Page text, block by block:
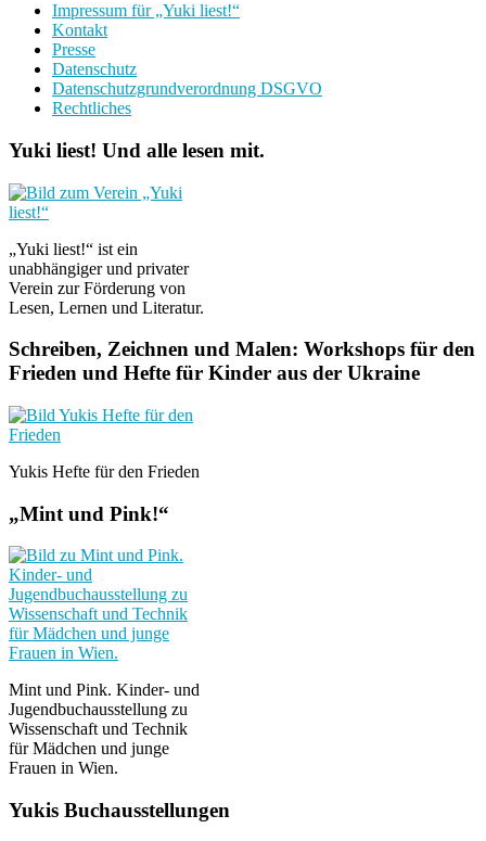
Impressum für „Yuki liest!“
Kontakt
Presse
Datenschutz
Datenschutzgrundverordnung DSGVO
Rechtliches
Yuki liest! Und alle lesen mit.
„Yuki liest!“ ist ein
unabhängiger und privater
Verein zur Förderung von
Lesen, Lernen und Literatur.
Schreiben, Zeichnen und Malen: Workshops für den
Frieden und Hefte für Kinder aus der Ukraine
Yukis Hefte für den Frieden
„Mint und Pink!“
Mint und Pink. Kinder- und
Jugendbuchausstellung zu
Wissenschaft und Technik
für Mädchen und junge
Frauen in Wien.
Yukis Buchausstellungen